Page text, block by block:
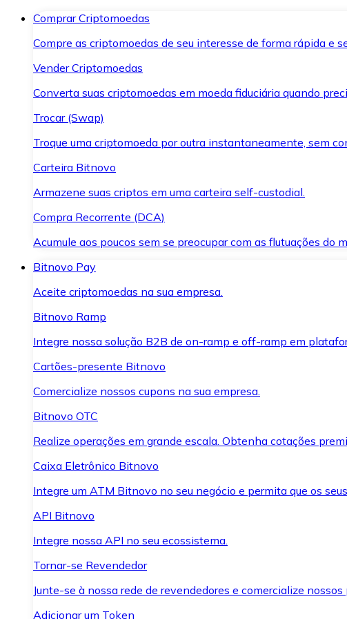
Comprar Criptomoedas
Compre as criptomoedas de seu interesse de forma rápida e
Vender Criptomoedas
Converta suas criptomoedas em moeda fiduciária quando
Trocar (Swap)
Troque uma criptomoeda por outra instantaneamente, sem
Carteira Bitnovo
Armazene suas criptos em uma carteira self-custodial.
Compra Recorrente (DCA)
Acumule aos poucos sem se preocupar com as flutuações do
Bitnovo Pay
Aceite criptomoedas na sua empresa.
Bitnovo Ramp
Integre nossa solução B2B de on-ramp e off-ramp em
Cartões-presente Bitnovo
Comercialize nossos cupons na sua empresa.
Bitnovo OTC
Realize operações em grande escala. Obtenha cotações
Caixa Eletrônico Bitnovo
Integre um ATM Bitnovo no seu negócio e permita que os
API Bitnovo
Integre nossa API no seu ecossistema.
Tornar-se Revendedor
Junte-se à nossa rede de revendedores e comercialize nossos
Adicionar um Token